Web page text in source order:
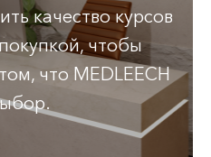
качество курсов
чтобы
что MEDLEECH